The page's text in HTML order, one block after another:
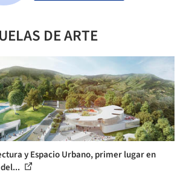
DE ARTE
y Espacio Urbano, primer lugar en